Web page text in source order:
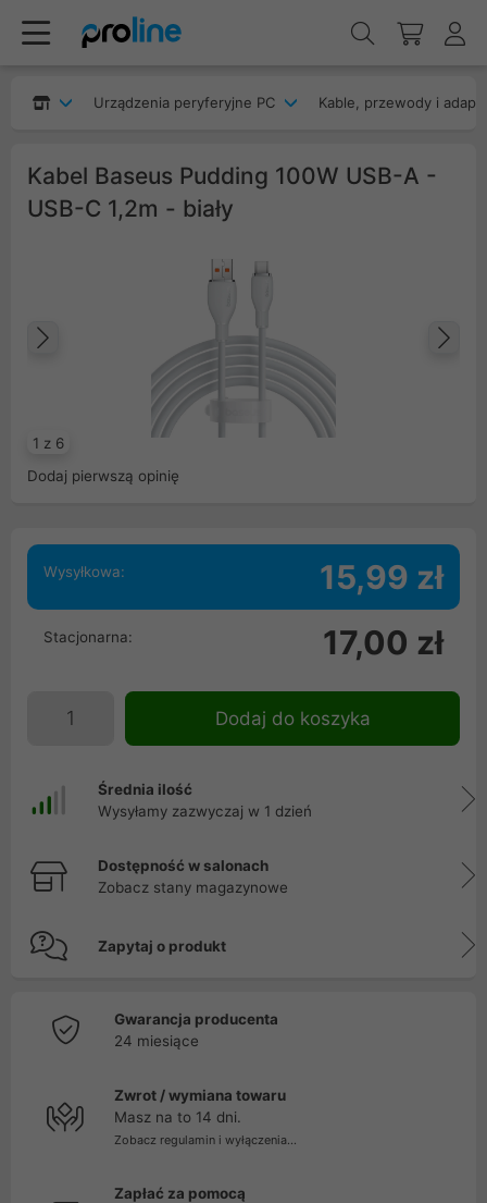
Urządzenia peryferyjne PC Kable, przewody i
Kabel Baseus Pudding 100W USB-A -
USB-C 1,2m - biały
1 z 6
Poprzedni
Dodaj pierwszą opinię
Wysyłkowa: 15,99 zł
Stacjonarna: 17,00 zł
Dodaj do koszyka
Średnia ilość
Wysyłamy zazwyczaj w 1 dzień
Dostępność w salonach
Zobacz stany magazynowe
Zapytaj o produkt
Gwarancja producenta
24 miesiące
Zwrot / wymiana towaru
Masz na to 14 dni.
Zobacz regulamin i wyłączenia...
Zapłać za pomocą